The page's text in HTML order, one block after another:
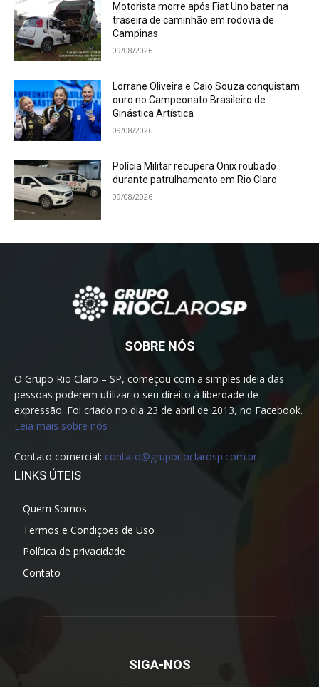
Motorista morre após Fiat Uno bater na
traseira de caminhão em rodovia de
Campinas
09/08/2026
Lorrane Oliveira e Caio Souza conquistam
ouro no Campeonato Brasileiro de
Ginástica Artística
09/08/2026
Polícia Militar recupera Onix roubado
durante patrulhamento em Rio Claro
09/08/2026
SOBRE NÓS
O Grupo Rio Claro – SP, começou com a simples ideia das
pessoas poderem utilizar o seu direito à liberdade de
expressão. Foi criado no dia 23 de abril de 2013, no Facebook.
Leia mais sobre nós
Contato comercial: contato@gruporioclarosp.com.br
LINKS ÚTEIS
Quem Somos
Termos e Condições de Uso
Política de privacidade
Contato
SIGA-NOS